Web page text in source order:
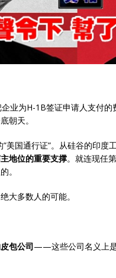
为H-1B签证申请人支付的
朝天。
美国通行证”。从硅谷的印度
地位的重要支撑。就连现任
。
大多数人的可能。
包公司——这些公司名义上是